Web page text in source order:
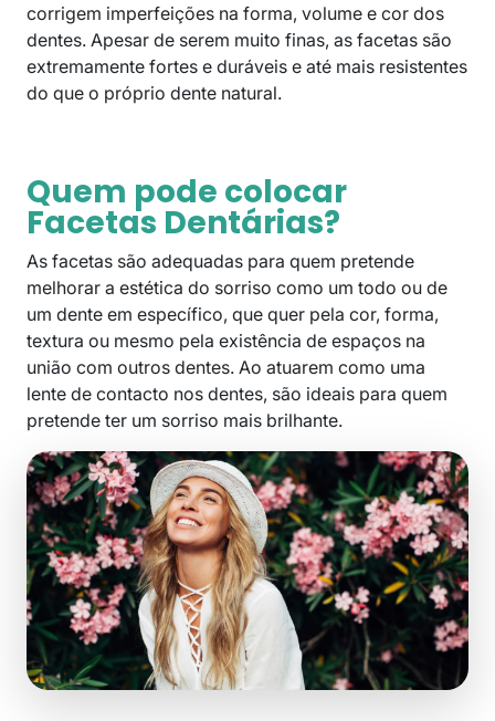
corrigem imperfeições na forma, volume e cor dos
dentes. Apesar de serem muito finas, as facetas são
extremamente fortes e duráveis e até mais resistentes
do que o próprio dente natural.
Quem pode colocar
Facetas Dentárias?
As facetas são adequadas para quem pretende
melhorar a estética do sorriso como um todo ou de
um dente em específico, que quer pela cor, forma,
textura ou mesmo pela existência de espaços na
união com outros dentes. Ao atuarem como uma
lente de contacto nos dentes, são ideais para quem
pretende ter um sorriso mais brilhante.